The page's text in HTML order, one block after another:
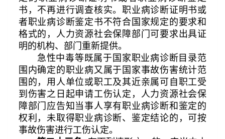
书，不再进行调查核实。职业病诊断证明书或
者职业病诊断鉴定书不符合国家规定的要求和
格式的，人力资源社会保障部门可要求出具证
明的机构、部门重新提供。
急性中毒等既属于国家职业病诊断目录范
围内确定的职业病又属于国家事故伤害统计范
围的，用人单位或职工及其近亲属可自职工受
到伤害之日起申请工伤认定，人力资源社会保
障部门应告知当事人享有职业病诊断和鉴定的
权利，未取得职业病诊断、鉴定结论的，可按
事故伤害进行工伤认定。